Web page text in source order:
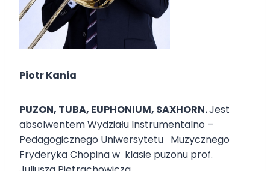
Piotr Kania
PUZON, TUBA, EUPHONIUM, SAXHORN.Jest
absolwentem Wydziału Instrumentalno –
Pedagogicznego Uniwersytetu Muzycznego
Fryderyka Chopina w klasie puzonu prof.